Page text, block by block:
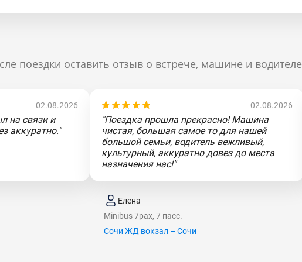
поездки оставить отзыв о встрече, машине и водителе
02.08.2026
на связи и
аккуратно."
02.08.2026
"Поездка прошла прекрасно! Машина
чистая, большая самое то для нашей
большой семьи, водитель вежливый,
культурный, аккуратно довез до места
назначения нас!"
Елена
Minibus 7pax, 7 пасс.
Сочи ЖД вокзал – Сочи